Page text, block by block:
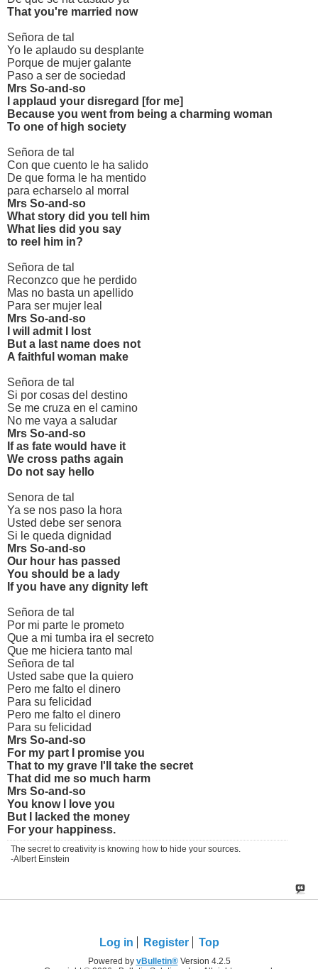
That you're married now
Señora de tal
Yo le aplaudo su desplante
Porque de mujer galante
Paso a ser de sociedad
Mrs So-and-so
I applaud your disregard [for me]
Because you went from being a charming woman
To one of high society
Señora de tal
Con que cuento le ha salido
De que forma le ha mentido
para echarselo al morral
Mrs So-and-so
What story did you tell him
What lies did you say
to reel him in?
Señora de tal
Reconzco que he perdido
Mas no basta un apellido
Para ser mujer leal
Mrs So-and-so
I will admit I lost
But a last name does not
A faithful woman make
Señora de tal
Si por cosas del destino
Se me cruza en el camino
No me vaya a saludar
Mrs So-and-so
If as fate would have it
We cross paths again
Do not say hello
Senora de tal
Ya se nos paso la hora
Usted debe ser senora
Si le queda dignidad
Mrs So-and-so
Our hour has passed
You should be a lady
If you have any dignity left
Señora de tal
Por mi parte le prometo
Que a mi tumba ira el secreto
Que me hiciera tanto mal
Señora de tal
Usted sabe que la quiero
Pero me falto el dinero
Para su felicidad
Pero me falto el dinero
Para su felicidad
Mrs So-and-so
For my part I promise you
That to my grave I'll take the secret
That did me so much harm
Mrs So-and-so
You know I love you
But I lacked the money
For your happiness.
The secret to creativity is knowing how to hide your sources.
-Albert Einstein
Log in Register Top
Powered by vBulletin®Version 4.2.5